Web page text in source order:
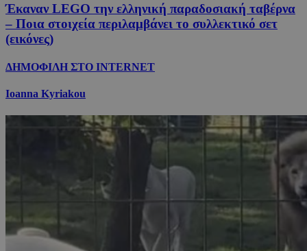
Έκαναν LEGO την ελληνική παραδοσιακή ταβέρνα
– Ποια στοιχεία περιλαμβάνει το συλλεκτικό σετ
(εικόνες)
ΔΗΜΟΦΙΛΗ ΣΤΟ INTERNET
Ioanna Kyriakou